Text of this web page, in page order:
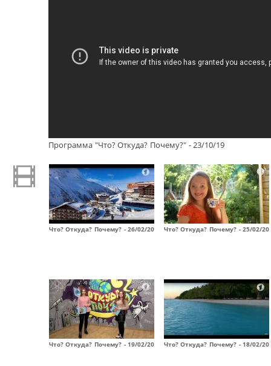
Программа "Что? Откуда? Почему?" - 23/10/19
Что? Откуда? Почему? - 26/02/20 Что? Откуда? Почему? - 25/02/20
Что? Откуда? Почему? - 19/02/20 Что? Откуда? Почему? - 18/02/20